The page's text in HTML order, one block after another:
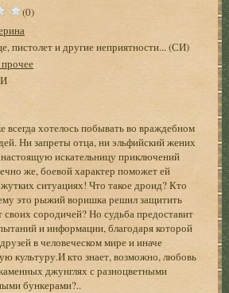
(0)
пистолет и другие неприятности... (СИ)
хотелось побывать во враждебном
Ни запреты отца, ни эльфийский жених
настоящую искательницу приключений
же, боевой характер поможет ей
ситуациях! Что такое дроид? Кто
это рыжий воришка решил защитить
сородичей? Но судьба предоставит
и информации, благодаря которой
в человеческом мире и иначе
культуру.И кто знает, возможно, любовь
джунглях с разноцветными
бункерами?..